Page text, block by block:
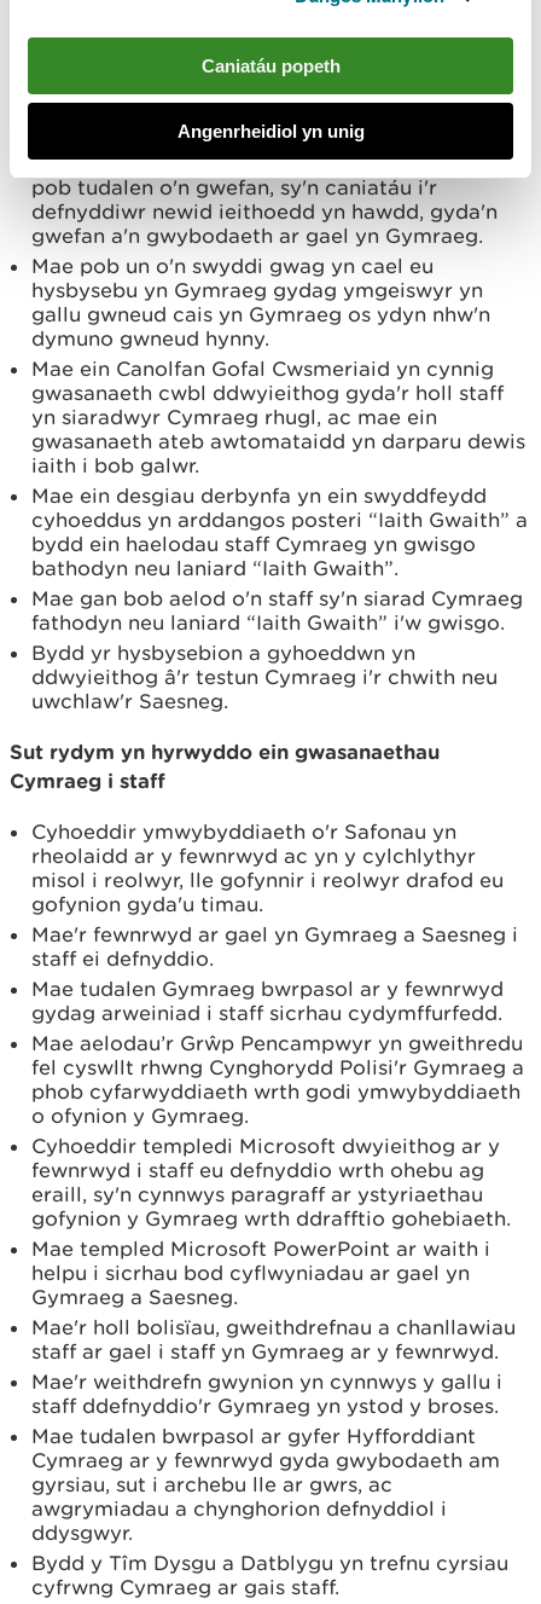
Caniatáu popeth
Angenrheidiol yn unig
Gweithredir ein holl gyfrifon cyfryngau
gan ein Tîm Cyfathrebu.
dewis iaith i'r defnyddiwr bob tro y mae'n cyrchu
Mae togl Cymraeg/Saesneg ar gornel dde uchaf
pob tudalen o'n gwefan, sy'n caniatáu i'r
defnyddiwr newid ieithoedd yn hawdd, gyda'n
gwefan a'n gwybodaeth ar gael yn Gymraeg.
Mae pob un o'n swyddi gwag yn cael eu
hysbysebu yn Gymraeg gydag ymgeiswyr yn
gallu gwneud cais yn Gymraeg os ydyn nhw'n
dymuno gwneud hynny.
Mae ein Canolfan Gofal Cwsmeriaid yn cynnig
gwasanaeth cwbl ddwyieithog gyda'r holl staff
yn siaradwyr Cymraeg rhugl, ac mae ein
gwasanaeth ateb awtomataidd yn darparu dewis
iaith i bob galwr.
Mae ein desgiau derbynfa yn ein swyddfeydd
cyhoeddus yn arddangos posteri “Iaith Gwaith” a
bydd ein haelodau staff Cymraeg yn gwisgo
bathodyn neu laniard “Iaith Gwaith”.
Mae gan bob aelod o'n staff sy'n siarad Cymraeg
fathodyn neu laniard “Iaith Gwaith” i'w gwisgo.
Bydd yr hysbysebion a gyhoeddwn yn
ddwyieithog â'r testun Cymraeg i'r chwith neu
uwchlaw'r Saesneg.
Sut rydym yn hyrwyddo ein gwasanaethau
Cymraeg i staff
Cyhoeddir ymwybyddiaeth o'r Safonau yn
rheolaidd ar y fewnrwyd ac yn y cylchlythyr
misol i reolwyr, lle gofynnir i reolwyr drafod eu
gofynion gyda'u timau.
Mae'r fewnrwyd ar gael yn Gymraeg a Saesneg i
staff ei defnyddio.
Mae tudalen Gymraeg bwrpasol ar y fewnrwyd
gydag arweiniad i staff sicrhau cydymffurfedd.
Mae aelodau’r Grŵp Pencampwyr yn gweithredu
fel cyswllt rhwng Cynghorydd Polisi'r Gymraeg a
phob cyfarwyddiaeth wrth godi ymwybyddiaeth
o ofynion y Gymraeg.
Cyhoeddir templedi Microsoft dwyieithog ar y
fewnrwyd i staff eu defnyddio wrth ohebu ag
eraill, sy'n cynnwys paragraff ar ystyriaethau
gofynion y Gymraeg wrth ddrafftio gohebiaeth.
Mae templed Microsoft PowerPoint ar waith i
helpu i sicrhau bod cyflwyniadau ar gael yn
Gymraeg a Saesneg.
Mae'r holl bolisïau, gweithdrefnau a chanllawiau
staff ar gael i staff yn Gymraeg ar y fewnrwyd.
Mae'r weithdrefn gwynion yn cynnwys y gallu i
staff ddefnyddio'r Gymraeg yn ystod y broses.
Mae tudalen bwrpasol ar gyfer Hyfforddiant
Cymraeg ar y fewnrwyd gyda gwybodaeth am
gyrsiau, sut i archebu lle ar gwrs, ac
awgrymiadau a chynghorion defnyddiol i
ddysgwyr.
Bydd y Tîm Dysgu a Datblygu yn trefnu cyrsiau
cyfrwng Cymraeg ar gais staff.